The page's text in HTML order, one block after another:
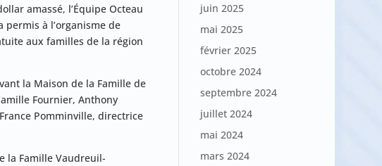
amassé, l’Équipe Octeau
à l’organisme de
aux familles de la région
la Maison de la Famille de
Fournier, Anthony
Pomminville, directrice
la Famille Vaudreuil-
juin 2025
mai 2025
février 2025
octobre 2024
septembre 2024
juillet 2024
mai 2024
mars 2024